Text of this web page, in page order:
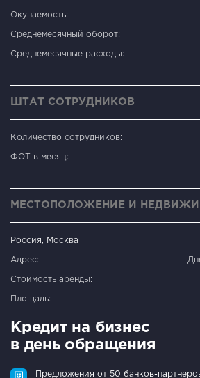
Окупаемость:
Среднемесячный оборот:
Среднемесячные расходы:
ШТАТ СОТРУДНИКОВ
Количество сотрудников:
ФОТ в месяц:
МЕСТОПОЛОЖЕНИЕ И
Россия, Москва
Адрес:
Стоимость аренды:
Площадь:
Кредит на бизнес
в день обращения
Предложения от 50 банков-